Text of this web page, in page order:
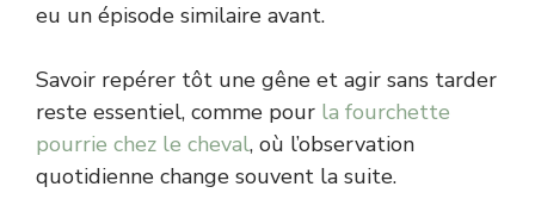
eu un épisode similaire avant.
Savoir repérer tôt une gêne et agir sans tarder
reste essentiel, comme pour la fourchette
pourrie chez le cheval, où l’observation
quotidienne change souvent la suite.